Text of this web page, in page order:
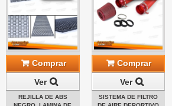
Comprar
Ver
REJILLA DE ABS
Comprar
Ver
SISTEMA DE FILTRO